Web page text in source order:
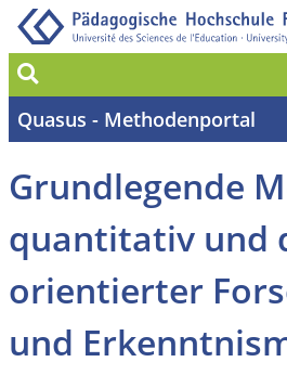
Suche
Quasus - Methodenportal
Grundlegende
quantitativ und
orientierter
und